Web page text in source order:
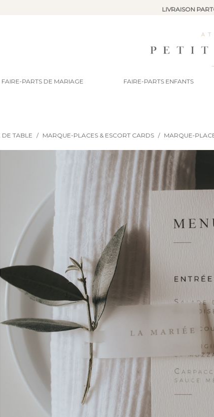
LIVRAISON
FAIRE-PARTS DE MARIAGE FAIRE-PARTS ENFANTS
DE TABLE / MARQUE-PLACES & ESCORT CARDS / MARQUE-